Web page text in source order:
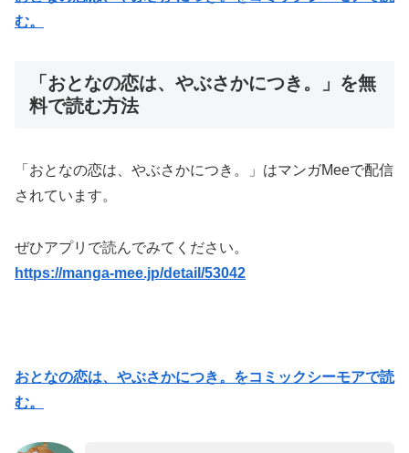
む。
「おとなの恋は、やぶさかにつき。」を無
料で読む方法
「おとなの恋は、やぶさかにつき。」はマンガMeeで配信
されています。
ぜひアプリで読んでみてください。
https://manga-mee.jp/detail/53042
おとなの恋は、やぶさかにつき。をコミックシーモアで読
む。